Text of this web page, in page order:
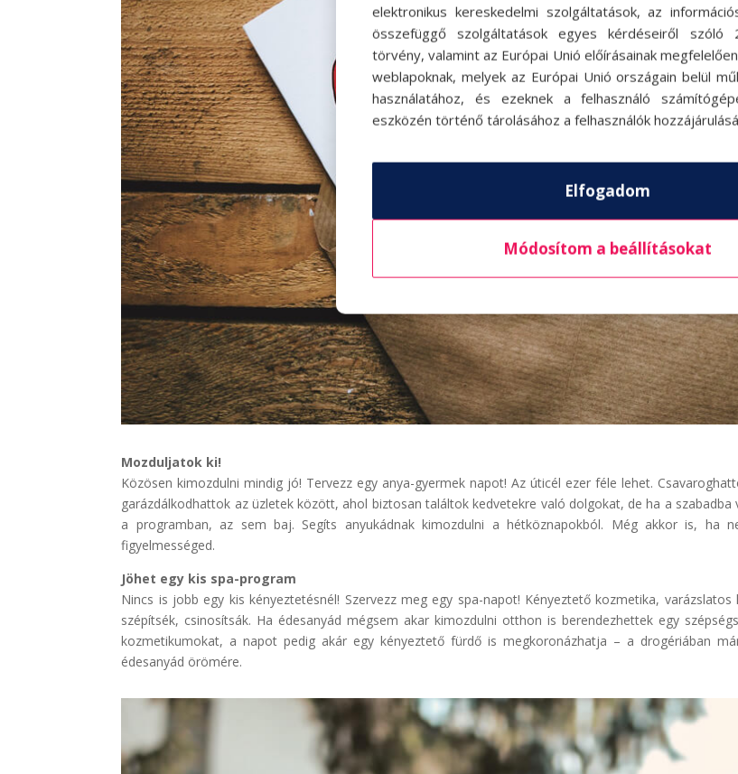
Mozduljatok ki!
Közösen kimozdulni mindig jó! Tervezz egy anya-gyermek napot! Az úticél ezer féle lehet.
garázdálkodhattok az üzletek között, ahol biztosan találtok kedvetekre való dolgokat, de ha a
a programban, az sem baj. Segíts anyukádnak kimozdulni a hétköznapokból. Még akkor is, ha
figyelmességed.
Jöhet egy kis spa-program
Nincs is jobb egy kis kényeztetésnél! Szervezz meg egy spa-napot! Kényeztető kozmetika,
szépítsék, csinosítsák. Ha édesanyád mégsem akar kimozdulni otthon is berendezhettek egy
kozmetikumokat, a napot pedig akár egy kényeztető fürdő is megkoronázhatja – a drogériában
édesanyád örömére.
elektronikus kereskedelmi szolgáltatások, az
összefüggő szolgáltatások egyes kérdéseiről szóló
törvény, valamint az Európai Unió előírásainak
weblapoknak, melyek az Európai Unió országain belül
használatához, és ezeknek a felhasználó
eszközén történő tárolásához a felhasználók
Elfogadom
Módosítom a beállításokat